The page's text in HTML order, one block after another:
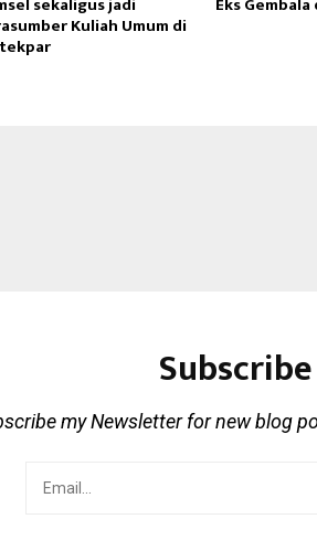
Kuliah Umum di
my Newsletter for new blog